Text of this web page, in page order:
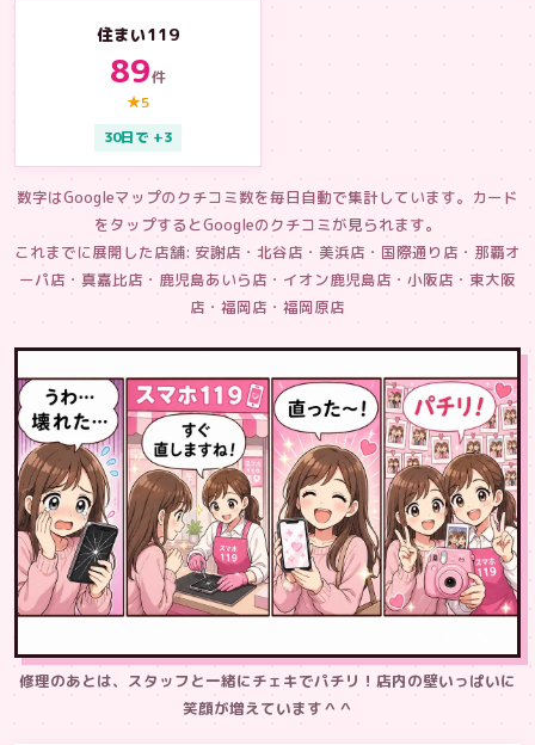
住まい119
89件
★5
30日で +3
数字はGoogleマップのクチコミ数を毎日自動で集計しています。カード
をタップするとGoogleのクチコミが見られます。
これまでに展開した店舗: 安謝店・北谷店・美浜店・国際通り店・那覇オ
ーパ店・真嘉比店・鹿児島あいら店・イオン鹿児島店・小阪店・東大阪
店・福岡店・福岡原店
修理のあとは、スタッフと一緒にチェキでパチリ！店内の壁いっぱいに
笑顔が増えています＾＾